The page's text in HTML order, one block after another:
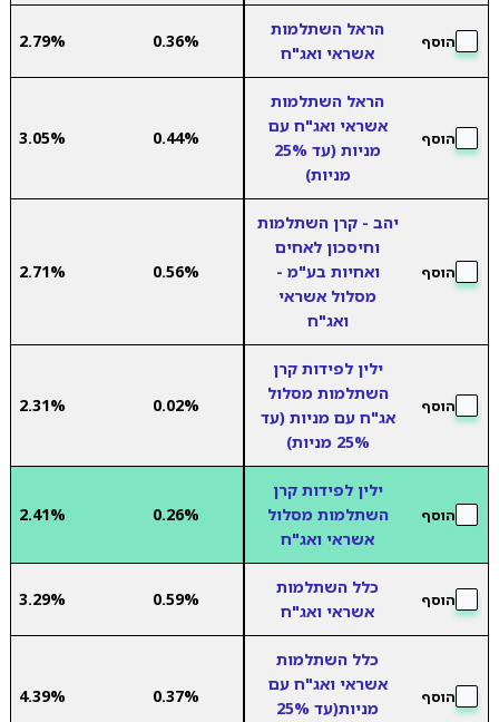
הוסף
הראל השתלמות
אשראי ואג"ח
0.36%
2.79%
הוסף
הראל השתלמות
אשראי ואג"ח עם
מניות (עד 25%
מניות)
0.44%
3.05%
הוסף
יהב - קרן השתלמות
וחיסכון לאחים
ואחיות בע"מ -
מסלול אשראי
ואג"ח
0.56%
2.71%
הוסף
ילין לפידות קרן
השתלמות מסלול
אג"ח עם מניות (עד
25% מניות)
0.02%
2.31%
הוסף
ילין לפידות קרן
השתלמות מסלול
אשראי ואג"ח
0.26%
2.41%
הוסף
כלל השתלמות
אשראי ואג"ח
0.59%
3.29%
הוסף
כלל השתלמות
אשראי ואג"ח עם
מניות(עד 25%
0.37%
4.39%